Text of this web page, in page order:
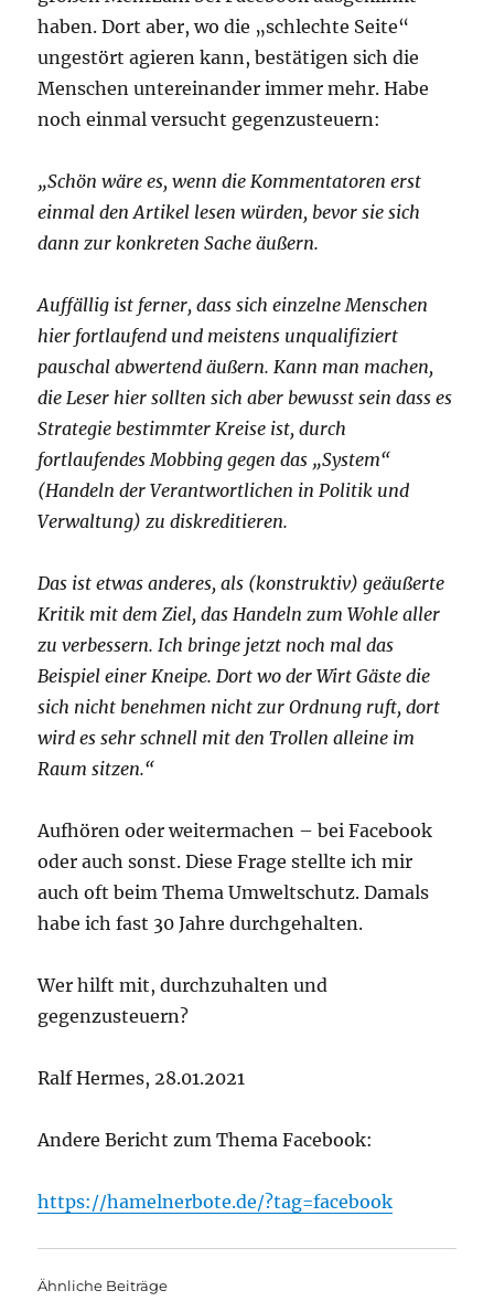
haben. Dort aber, wo die „schlechte Seite“
ungestört agieren kann, bestätigen sich die
Menschen untereinander immer mehr. Habe
noch einmal versucht gegenzusteuern:
„Schön wäre es, wenn die Kommentatoren erst
einmal den Artikel lesen würden, bevor sie sich
dann zur konkreten Sache äußern.
Auffällig ist ferner, dass sich einzelne Menschen
hier fortlaufend und meistens unqualifiziert
pauschal abwertend äußern. Kann man machen,
die Leser hier sollten sich aber bewusst sein dass es
Strategie bestimmter Kreise ist, durch
fortlaufendes Mobbing gegen das „System“
(Handeln der Verantwortlichen in Politik und
Verwaltung) zu diskreditieren.
Das ist etwas anderes, als (konstruktiv) geäußerte
Kritik mit dem Ziel, das Handeln zum Wohle aller
zu verbessern. Ich bringe jetzt noch mal das
Beispiel einer Kneipe. Dort wo der Wirt Gäste die
sich nicht benehmen nicht zur Ordnung ruft, dort
wird es sehr schnell mit den Trollen alleine im
Raum sitzen.“
Aufhören oder weitermachen – bei Facebook
oder auch sonst. Diese Frage stellte ich mir
auch oft beim Thema Umweltschutz. Damals
habe ich fast 30 Jahre durchgehalten.
Wer hilft mit, durchzuhalten und
gegenzusteuern?
Ralf Hermes, 28.01.2021
Andere Bericht zum Thema Facebook:
https://hamelnerbote.de/?tag=facebook
Ähnliche Beiträge